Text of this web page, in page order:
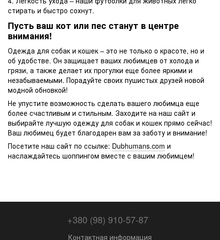
стирать и быстро сохнут.
Пусть ваш кот или пес станут в центре
внимания!
Одежда для собак и кошек – это не только о красоте, но и
об удобстве. Он защищает ваших любимцев от холода и
грязи, а также делает их прогулки еще более яркими и
незабываемыми. Порадуйте своих пушистых друзей новой
модной обновкой!
Не упустите возможность сделать вашего любимца еще
более счастливым и стильным. Заходите на наш сайт и
выбирайте лучшую одежду для собак и кошек прямо сейчас!
Ваш любимец будет благодарен вам за заботу и внимание!
Посетите наш сайт по ссылке: Dubhumans.com и
наслаждайтесь шоппингом вместе с вашим любимцем!
+380 (98) 910-57-87
Контактная информация